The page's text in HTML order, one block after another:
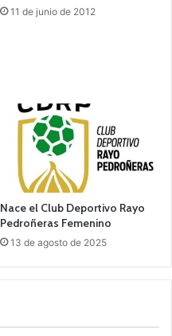
11 de junio de 2012
Nace el Club Deportivo Rayo
Pedroñeras Femenino
13 de agosto de 2025